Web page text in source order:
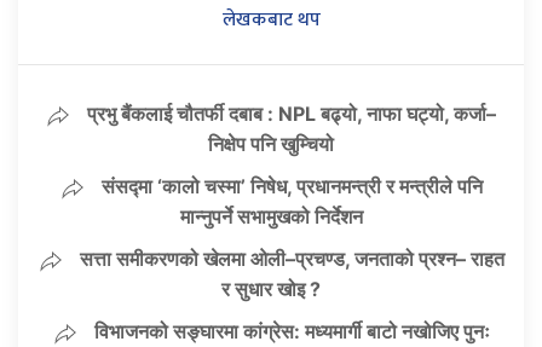
लेखकबाट थप
प्रभु बैंकलाई चौतर्फी दबाब : NPL बढ्यो, नाफा घट्यो, कर्जा–
निक्षेप पनि खुम्चियो
संसद्मा ‘कालो चस्मा’ निषेध, प्रधानमन्त्री र मन्त्रीले पनि
मान्नुपर्ने सभामुखको निर्देशन
सत्ता समीकरणको खेलमा ओली–प्रचण्ड, जनताको प्रश्न– राहत
र सुधार खोइ ?
विभाजनको सङ्घारमा कांग्रेस: मध्यमार्गी बाटो नखोजिए पुनः